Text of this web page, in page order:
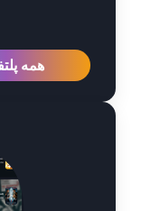
همه پلتفرم‌ها